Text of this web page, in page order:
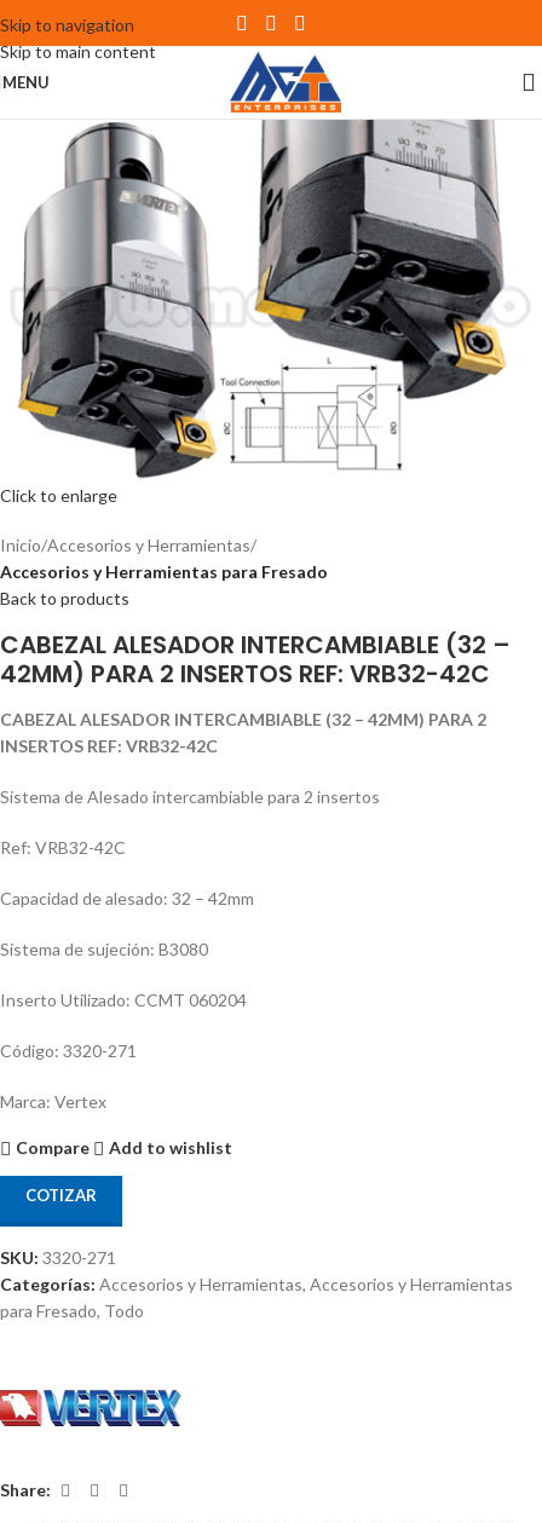
Skip to navigation
Skip to main content
MENU
Click to enlarge
Inicio Accesorios y Herramientas
Accesorios y Herramientas para Fresado
Back to products
CABEZAL ALESADOR INTERCAMBIABLE (32 –
42MM) PARA 2 INSERTOS REF: VRB32-42C
CABEZAL ALESADOR INTERCAMBIABLE (32 – 42MM) PARA 2
INSERTOS REF: VRB32-42C
Sistema de Alesado intercambiable para 2 insertos
Ref: VRB32-42C
Capacidad de alesado: 32 – 42mm
Sistema de sujeción: B3080
Inserto Utilizado: CCMT 060204
Código: 3320-271
Marca: Vertex
Compare Add to wishlist
COTIZAR
SKU: 3320-271
Categorías: Accesorios y Herramientas, Accesorios y Herramientas
para Fresado, Todo
Share: